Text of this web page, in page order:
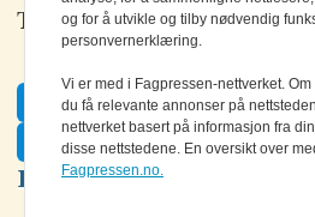
Tips oss:
Facebook
Twitter
LinkedIn
og for å utvikle og tilby nødvendig
personvernerklæring.
Vi er med i Fagpressen-nettverket. Om
du få relevante annonser på
nettverket basert på informasjon fra
disse nettstedene. En oversikt over
Fagpressen.no.